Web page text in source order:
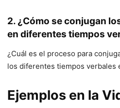
2. ¿Cómo se conjugan
en diferentes tiempos
¿Cuál es el proceso para
los diferentes tiempos verbales
Ejemplos en la